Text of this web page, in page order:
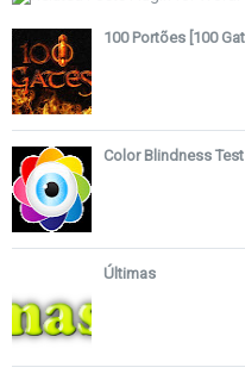
100 Portões [100
Color Blindness Test
Últimas